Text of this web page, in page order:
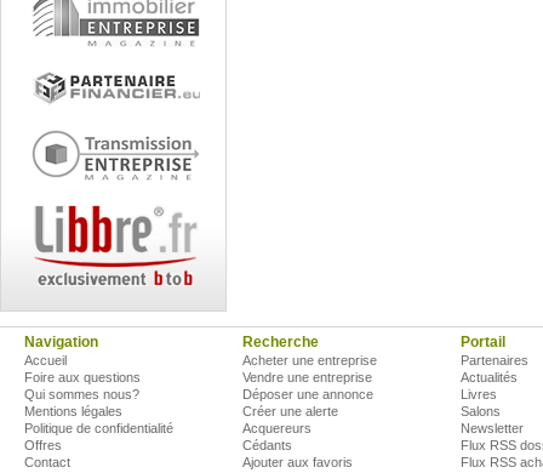
Navigation
Accueil
Foire aux questions
Qui sommes nous?
Mentions légales
Politique de confidentialité
Offres
Contact
Recherche
Acheter une entreprise
Vendre une entreprise
Déposer une annonce
Créer une alerte
Acquereurs
Cédants
Ajouter aux favoris
Portail
Partenaires
Actualités
Livres
Salons
Newsletter
Flux RSS
Flux RSS